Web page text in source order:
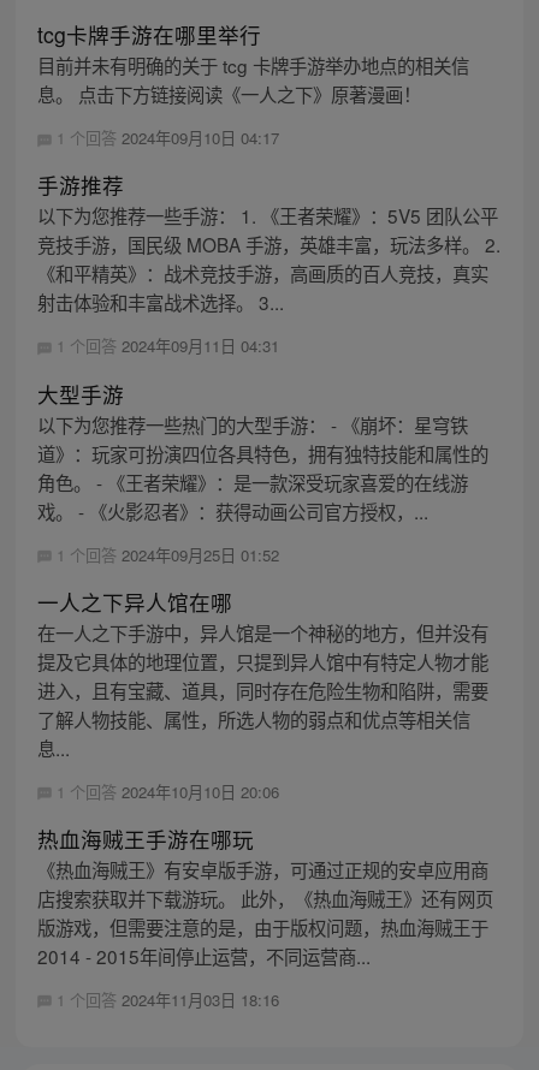
tcg卡牌手游在哪里举行
目前并未有明确的关于 tcg 卡牌手游举办地点的相关信
息。 点击下方链接阅读《一人之下》原著漫画！
1 个回答 2024年09月10日 04:17
手游推荐
以下为您推荐一些手游： 1. 《王者荣耀》：5V5 团队公平
竞技手游，国民级 MOBA 手游，英雄丰富，玩法多样。 2.
《和平精英》：战术竞技手游，高画质的百人竞技，真实
射击体验和丰富战术选择。 3...
1 个回答 2024年09月11日 04:31
大型手游
以下为您推荐一些热门的大型手游： - 《崩坏：星穹铁
道》：玩家可扮演四位各具特色，拥有独特技能和属性的
角色。 - 《王者荣耀》：是一款深受玩家喜爱的在线游
戏。 - 《火影忍者》：获得动画公司官方授权，...
1 个回答 2024年09月25日 01:52
一人之下异人馆在哪
在一人之下手游中，异人馆是一个神秘的地方，但并没有
提及它具体的地理位置，只提到异人馆中有特定人物才能
进入，且有宝藏、道具，同时存在危险生物和陷阱，需要
了解人物技能、属性，所选人物的弱点和优点等相关信
息...
1 个回答 2024年10月10日 20:06
热血海贼王手游在哪玩
《热血海贼王》有安卓版手游，可通过正规的安卓应用商
店搜索获取并下载游玩。 此外，《热血海贼王》还有网页
版游戏，但需要注意的是，由于版权问题，热血海贼王于
2014 - 2015年间停止运营，不同运营商...
1 个回答 2024年11月03日 18:16